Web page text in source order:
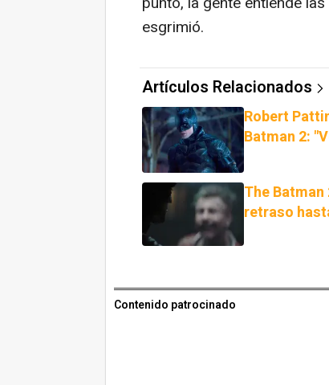
esgrimió.
Artículos Relacionados
Robert
Batman 2:
The
retraso
Contenido patrocinado